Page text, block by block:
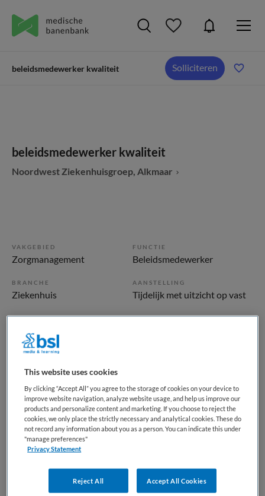
beleidsmedewerker kwaliteit Solliciteren
beleidsmedewerker kwaliteit
Noordwest Ziekenhuisgroep, Alkmaar
VAKGEBIED
Zorgmanagement
FUNCTIE
Beleidsmedewerker
BRANCHE
Ziekenhuis
AANSTELLING
Tijdelijk met uitzicht op vast
PLAATSINGSDATUM
13 mei 2026
NIVEAU
ERVARING
Vacature niet beschikbaar
Deze vacature beleidsmedewerker kwaliteit bij Noordwest
Ziekenhuisgroep is niet meer actueel. Hieronder staan
interessant zijn.
This website uses cookies
By clicking “Accept All” you agree to the storage of cookies on your device to
improve website navigation, analyze website usage, and help us improve our
products and personalize content and marketing. If you choose to reject the
cookies, we only place the strictly necessary and analytical cookies. These do
not record any information about you as a person. You can indicate this under
"manage preferences"
Privacy Statement
Reject All Accept All Cookies